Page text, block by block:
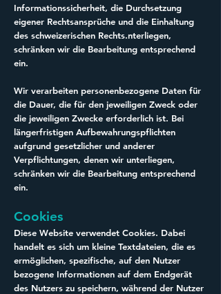
Informationssicherheit, die Durchsetzung
eigener Rechtsansprüche und die Einhaltung
des schweizerischen Rechts.nterliegen,
schränken wir die Bearbeitung entsprechend
ein.
Wir verarbeiten personenbezogene Daten für
die Dauer, die für den jeweiligen Zweck oder
die jeweiligen Zwecke erforderlich ist. Bei
längerfristigen Aufbewahrungspflichten
aufgrund gesetzlicher und anderer
Verpflichtungen, denen wir unterliegen,
schränken wir die Bearbeitung entsprechend
ein.
Cookies
Diese Website verwendet Cookies. Dabei
handelt es sich um kleine Textdateien, die es
ermöglichen, spezifische, auf den Nutzer
bezogene Informationen auf dem Endgerät
des Nutzers zu speichern, während der Nutzer